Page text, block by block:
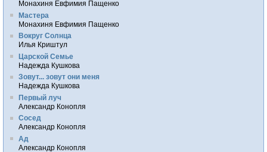
Монахиня Евфимия Пащенко
Мастера
Монахиня Евфимия Пащенко
Вокруг Солнца
Илья Криштул
Царской Семье
Надежда Кушкова
Зовут... зовут они меня
Надежда Кушкова
Первый луч
Александр Конопля
Сосед
Александр Конопля
Ад
Александр Конопля